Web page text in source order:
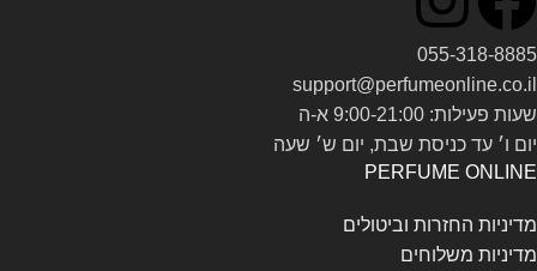
055-318-8885
support@perfumeonline.co.il
שעות פעילות: 9:00-21:00 א-ה
יום ו׳ עד כניסת שבת, יום ש׳ שעה
PERFUME ONLINE
מדיניות החזרות וביטולים
מדיניות משלוחים